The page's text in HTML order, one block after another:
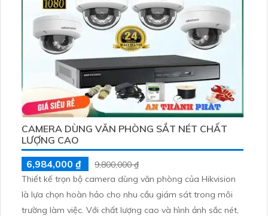
CAMERA DÙNG VĂN PHÒNG SẮT NÉT CHẤT
LƯỢNG CAO
6,984,000 ₫
9,800,000 ₫
Thiết kế trọn bộ camera dùng văn phòng của Hikvision
là lựa chọn hoàn hảo cho nhu cầu giám sát trong môi
trường làm việc. Với chất lượng cao và hình ảnh sắc nét,